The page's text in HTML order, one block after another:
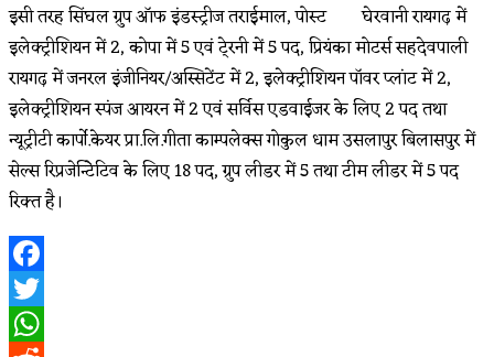
इसी तरह सिंघल ग्रुप ऑफ इंडस्ट्रीज तराईमाल, पोस्ट घेरवानी रायगढ़ में
इलेक्ट्रीशियन में 2, कोपा में 5 एवं टे्रनी में 5 पद, प्रियंका मोटर्स सहदेवपाली
रायगढ़ में जनरल इंजीनियर/अस्सिटेंट में 2, इलेक्ट्रीशियन पॉवर प्लांट में 2,
इलेक्ट्रीशियन स्पंज आयरन में 2 एवं सर्विस एडवाईजर के लिए 2 पद तथा
न्यूट्रीटी कार्पो.केयर प्रा.लि.गीता काम्पलेक्स गोकुल धाम उसलापुर बिलासपुर में
सेल्स रिप्रजेन्टिेटिव के लिए 18 पद, ग्रुप लीडर में 5 तथा टीम लीडर में 5 पद
रिक्त है।
Facebook
Twitter